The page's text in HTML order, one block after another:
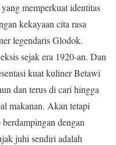
memperkuat identitas
kekayaan cita rasa
legendaris Glodok.
sejak era 1920-an. Dan
kuat kuliner Betawi
dan terus di cari hingga
makanan. Akan tetapi
dengan
juhi sendiri adalah